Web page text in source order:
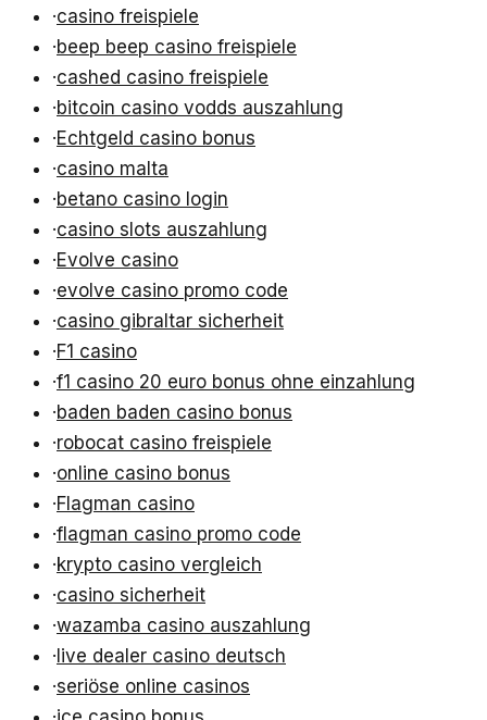
·casino freispiele
·beep beep casino freispiele
·cashed casino freispiele
·bitcoin casino vodds auszahlung
·Echtgeld casino bonus
·casino malta
·betano casino login
·casino slots auszahlung
·Evolve casino
·evolve casino promo code
·casino gibraltar sicherheit
·F1 casino
·f1 casino 20 euro bonus ohne einzahlung
·baden baden casino bonus
·robocat casino freispiele
·online casino bonus
·Flagman casino
·flagman casino promo code
·krypto casino vergleich
·casino sicherheit
·wazamba casino auszahlung
· live dealer casino deutsch
·seriöse online casinos